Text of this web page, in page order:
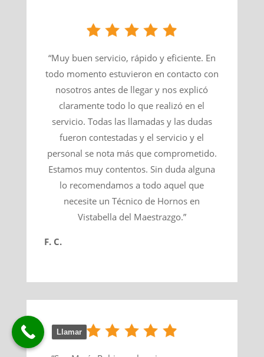
“Muy buen servicio, rápido y eficiente. En
todo momento estuvieron en contacto con
nosotros antes de llegar y nos explicó
claramente todo lo que realizó en el
servicio. Todas las llamadas y las dudas
fueron contestadas y el servicio y el
personal se nota más que comprometido.
Estamos muy contentos. Sin duda alguna
lo recomendamos a todo aquel que
necesite un Técnico de Hornos en
Vistabella del Maestrazgo.”
F. C.
Llamar